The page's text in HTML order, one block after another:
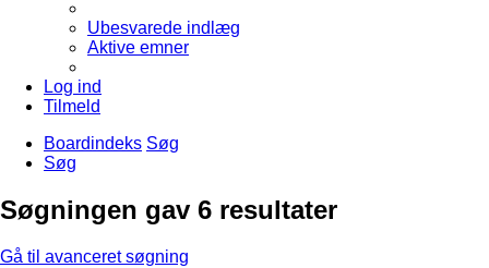
Ubesvarede indlæg
Aktive emner
Log ind
Tilmeld
Boardindeks Søg
Søg
Søgningen gav 6 resultater
Gå til avanceret søgning